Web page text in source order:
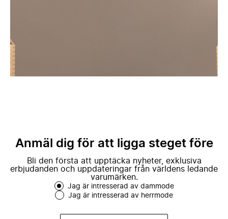
Anmäl dig för att ligga steget före
Bli den första att upptäcka nyheter, exklusiva
erbjudanden och uppdateringar från världens ledande
varumärken.
Jag är intresserad av dammode
Jag är intresserad av herrmode